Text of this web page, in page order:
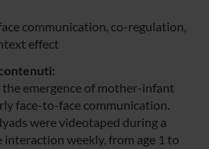
communication, co-regulation,
effect
emergence of mother-infant
face-to-face communication.
were videotaped during a
weekly, from age 1 to